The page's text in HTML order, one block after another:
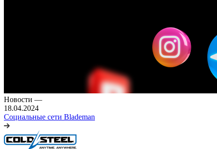
Новости —
18.04.2024
Социальные сети Blademan